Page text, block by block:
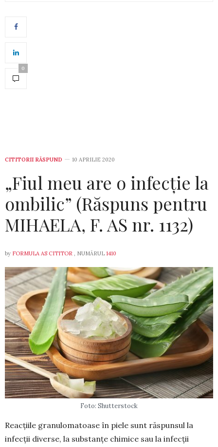
0
CITITORII RĂSPUND 10 APRILIE 2020
„Fiul meu are o infecție la
ombilic” (Răspuns pentru
MIHAELA, F. AS nr. 1132)
by FORMULA AS CITITOR , NUMĂRUL 1410
Foto: Shutterstock
Reacțiile granulomatoase în piele sunt răspunsul la
infecții diverse, la substanțe chimice sau la in­fecții